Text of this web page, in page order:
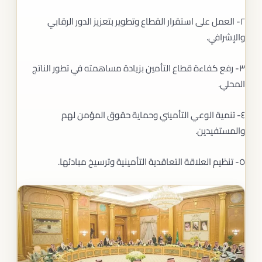
٢- العمل على استقرار القطاع وتطوير بتعزيز الدور الرقابي
والإشرافي.
٣- رفع كفاءة قطاع التأمين بزيادة مساهمته في تطور الناتج
المحلي.
٤- تنمية الوعي التأميني وحماية حقوق المؤمن لهم
والمستفيدين.
٥- تنظيم العلاقة التعاقدية التأمينية وترسيخ مبادئها.